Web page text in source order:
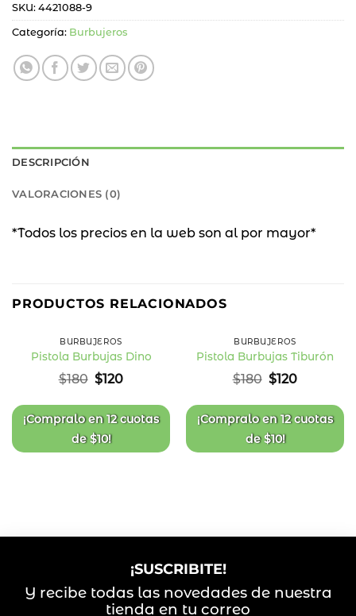
SKU: 4421088-9
Categoría: Burbujeros
DESCRIPCIÓN
VALORACIONES (0)
*Todos los precios en la web son al por mayor*
PRODUCTOS RELACIONADOS
OFF
de
deseos
BURBUJEROS
Pistola Burbujas Dino
$180 El
original
era:
$180.
$120El
actual
es:
$120.
¡Compralo en12 cuotas
de$10!
de
deseos
BURBUJEROS
Pistola Burbujas Tiburón
$180 El
original
era:
$180.
$120El
actual
es:
$120.
¡Compralo en12 cuotas
de$10!
¡SUSCRIBITE!
Y recibe todas las novedades de nuestra
tienda en tu correo